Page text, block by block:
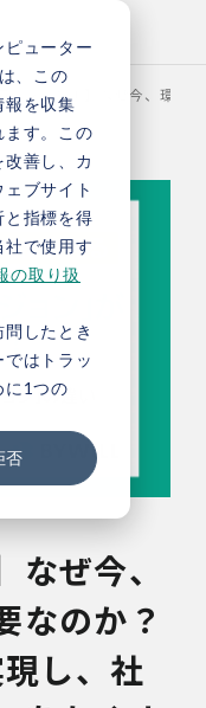
ューター
、この
報を収集
ます。この
善し、カ
ブサイト
と指標を得
で使用す
の取り扱
したとき
はトラッ
に1つの
否
ビジョン①】なぜ今、環境
ぜ今、
なのか？
し、社